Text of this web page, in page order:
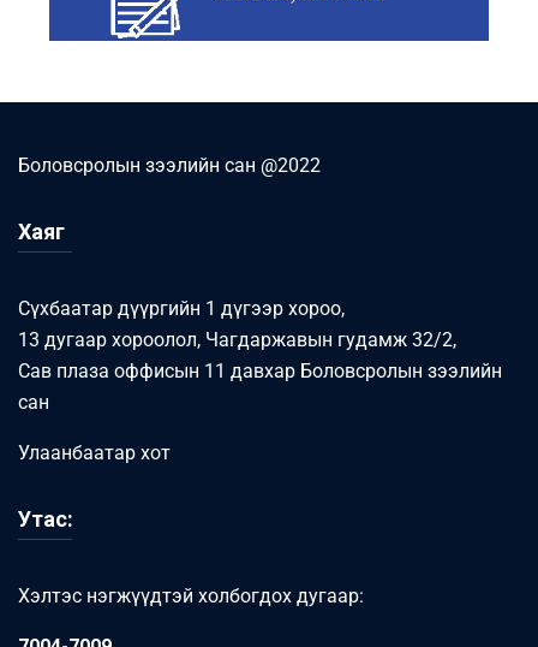
Боловсролын зээлийн сан @2022
Хаяг
Сүхбаатар дүүргийн 1 дүгээр хороо,
13 дугаар хороолол, Чагдаржавын гудамж 32/2,
Сав плаза оффисын 11 давхар Боловсролын зээлийн
сан
Улаанбаатар хот
Утас:
Хэлтэс нэгжүүдтэй холбогдох дугаар: